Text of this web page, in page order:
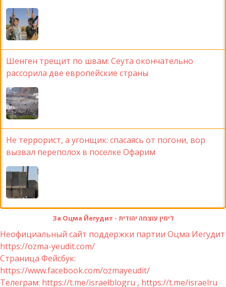
Шенген трещит по швам: Сеута окончательно
рассорила две европейские страны
Не террорист, а угонщик: спасаясь от погони, вор
вызвал переполох в поселке Офарим
За Оцма Йегудит - לימין עוצמה יהודית
Неофициальный сайт поддержки партии Оцма Иегудит
https://ozma-yeudit.com/
Страница Фейсбук:
https://www.facebook.com/ozmayeudit/
Телеграм: https://t.me/israelblogru , https://t.me/israelru